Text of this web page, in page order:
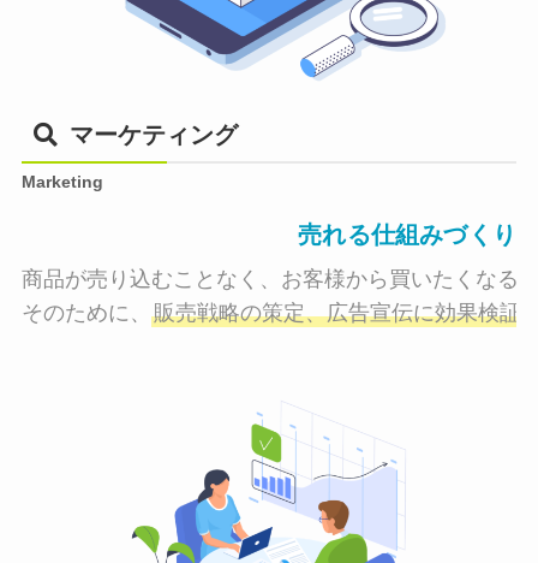
マーケティング
Marketing
売れる仕組みづくり
商品が売り込むことなく、お客様から買いたくなる
そのために、 販売戦略の策定、広告宣伝に効果検証